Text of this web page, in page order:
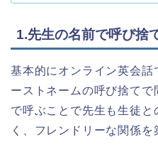
1.先生の名前で呼び捨
基本的にオンライン英会話
ーストネームの呼び捨てで
で呼ぶことで先生も生徒
く、フレンドリーな関係を